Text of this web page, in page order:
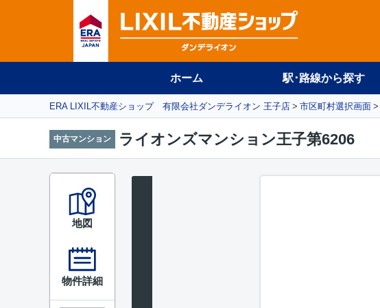
ホーム 駅･路線から探す
ERA LIXIL不動産ショップ 有限会社ダンデライオン 王子店 市区町村選択画面
中古マンション ライオンズマンション王子第6206
地図
物件詳細